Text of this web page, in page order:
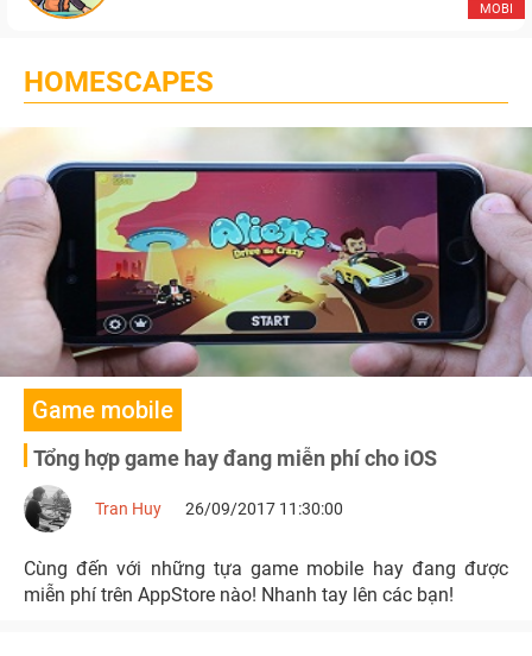
MOBI
HOMESCAPES
Game mobile
Tổng hợp game hay đang miễn phí cho iOS
Tran Huy 26/09/2017 11:30:00
Cùng đến với những tựa game mobile hay đang được
miễn phí trên AppStore nào! Nhanh tay lên các bạn!